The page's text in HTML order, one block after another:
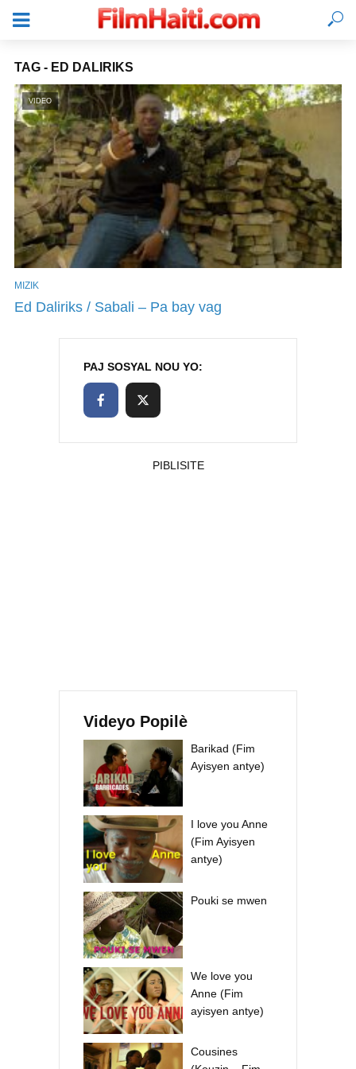
KONEKTE
TAG - ED DALIRIKS
VIDEO
MIZIK
Ed Daliriks / Sabali – Pa bay vag
PAJ SOSYAL NOU YO:
PIBLISITE
Videyo Popilè
Barikad (Fim
Ayisyen antye)
I love you Anne
(Fim Ayisyen
antye)
Pouki se mwen
We love you
Anne (Fim
ayisyen antye)
Cousines